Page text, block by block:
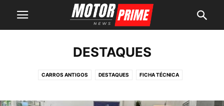
DESTAQUES
CARROS ANTIGOS DESTAQUES FICHA TÉCNICA
SUVS